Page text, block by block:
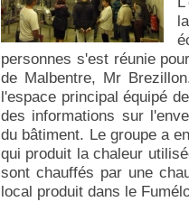
personnes s'est réunie
de Malbentre, Mr
l'espace principal équipé
des informations sur
du bâtiment. Le groupe a
qui produit la chaleur
sont chauffés par une
local produit dans le